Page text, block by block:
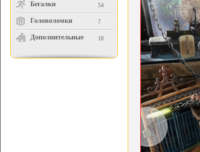
Бегалки 54
Головоломки 7
Дополнительные 18